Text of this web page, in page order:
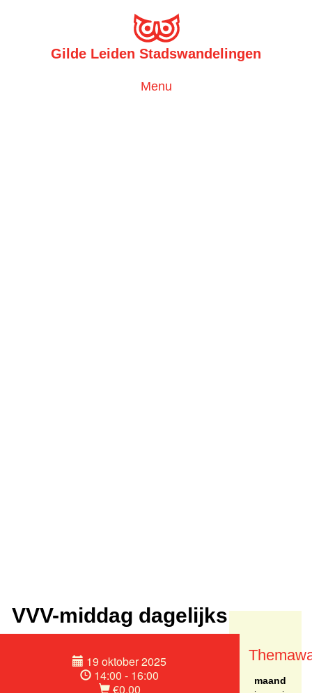
Gilde Leiden Stadswandelingen
Toggle
Menu
VVV-middag dagelijks
19 oktober 2025
14:00 - 16:00
€0,00
maand